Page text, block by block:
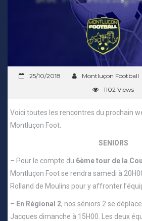
25/10/2018 Montluçon Football
1102 Views
Voici toutes les rencontres du prochain
Montluçon Foot.
SENIORS
– Pour le compte du 6ème tour de la
Montluçon Foot se rendra samedi à
Rolland de Moulins pour y affronter
– En Régional 2, nos séniors 2 se
Jacques dimanche à 15H00. Les deux